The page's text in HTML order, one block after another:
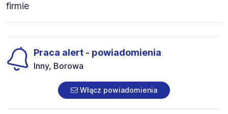
firmie
Praca alert - powiadomienia
Inny, Borowa
Włącz powiadomienia